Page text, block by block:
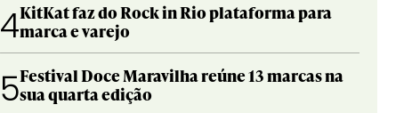
4KitKat faz do Rock in Rio plataforma para
marca e varejo
5Festival Doce Maravilha reúne 13 marcas na
sua quarta edição